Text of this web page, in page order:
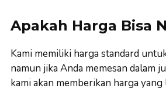
Apakah Harga Bisa
Kami memiliki harga standard
namun jika Anda memesan dalam
kami akan memberikan harga